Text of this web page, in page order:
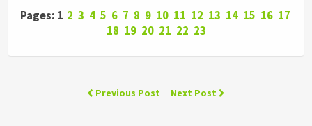
Pages: 1 2 3 4 5 6 7 8 9 10 11 12 13 14 15 16 17
18 19 20 21 22 23
Previous Post Next Post